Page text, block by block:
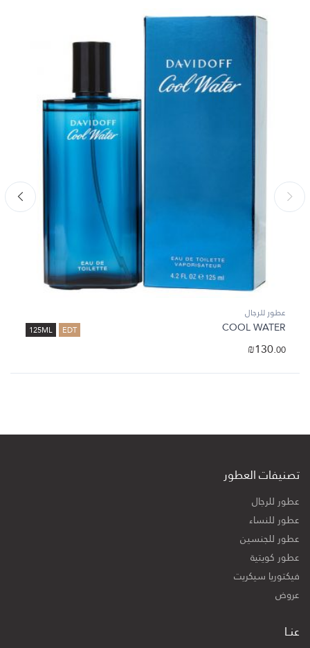
عطور للرجال
125ML EDT COOL WATER
₪130.00
تصنيفات العطور
عطور للرجال
عطور للنساء
عطور للجنسين
عطور كويتية
فيكتوريا سيكريت
عروض
عنــا